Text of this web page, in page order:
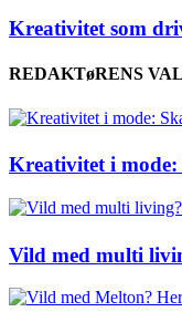
Kreativitet som
REDAKTøRENS
Kreativitet i
Vild med multi